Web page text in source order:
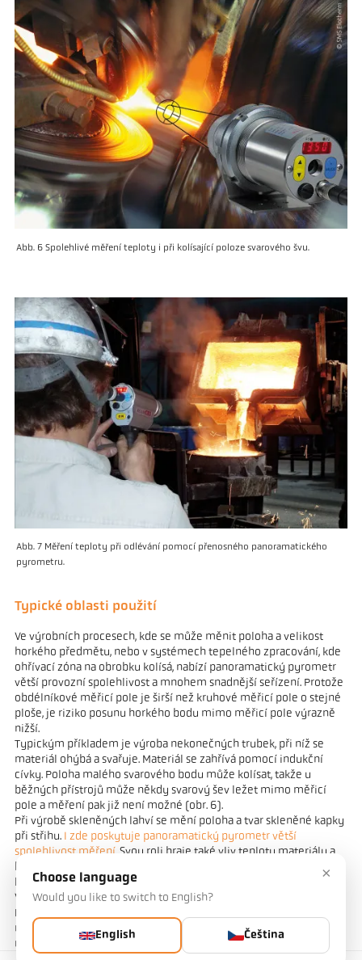
Abb. 6 Spolehlivé měření teploty i při kolísající poloze svarového švu.
Abb. 7 Měření teploty při odlévání pomocí přenosného panoramatického
pyrometru.
Typické oblasti použití
Ve výrobních procesech, kde se může měnit poloha a velikost
horkého předmětu, nebo v systémech tepelného zpracování, kde
ohřívací zóna na obrobku kolísá, nabízí panoramatický pyrometr
větší provozní spolehlivost a mnohem snadnější seřízení. Protože
obdélníkové měřicí pole je širší než kruhové měřicí pole o stejné
ploše, je riziko posunu horkého bodu mimo měřicí pole výrazně
nižší.
Typickým příkladem je výroba nekonečných trubek, při níž se
materiál ohýbá a svařuje. Materiál se zahřívá pomocí indukční
cívky. Poloha malého svarového bodu může kolísat, takže u
běžných přístrojů může někdy svarový šev ležet mimo měřicí
pole a měření pak již není možné (obr. 6).
Při výrobě skleněných lahví se mění poloha a tvar skleněné kapky
při střihu.
I zde poskytuje panoramatický pyrometr větší
spolehlivost měření. Svou roli hraje také vliv teploty materiálu a
barva částečně průhledného skla. Tento vliv je výrazně omezen
kvocientovou měřicí metodou panoramatického pyrometru.
V
systémech tažení drátuse drát následně tepelně zpracovává.
mezi vodicími válečky je nevyhnutelné. V případě tenkých drátů
může být toto kolísání několikanásobkem průměru drátu. Za
×
Choose language
Would you like to switch to English?
English Čeština